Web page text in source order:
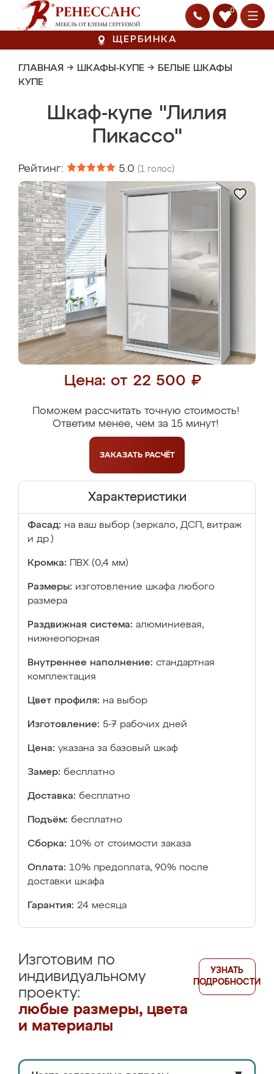
0
ЩЕРБИНКА
ГЛАВНАЯ → ШКАФЫ-КУПЕ → БЕЛЫЕ ШКАФЫ
КУПЕ
Шкаф-купе "Лилия
Пикассо"
Рейтинг: 5.0 (1 голос)
Цена: от 22 500 ₽
Поможем рассчитать точную стоимость!
Ответим менее, чем за 15 минут!
ЗАКАЗАТЬ РАСЧЁТ
Характеристики
Фасад: на ваш выбор (зеркало, ДСП, витраж
и др.)
Кромка: ПВХ (0,4 мм)
Размеры: изготовление шкафа любого
размера
Раздвижная система: алюминиевая,
нижнеопорная
Внутреннее наполнение: стандартная
комплектация
Цвет профиля: на выбор
Изготовление: 5-7 рабочих дней
Цена: указана за базовый шкаф
Замер: бесплатно
Доставка: бесплатно
Подъём: бесплатно
Сборка: 10% от стоимости заказа
Оплата: 10% предоплата, 90% после
доставки шкафа
Гарантия: 24 месяца
Изготовим по
индивидуальному
проекту:
любые размеры, цвета
и материалы
УЗНАТЬ
ПОДРОБНОСТИ